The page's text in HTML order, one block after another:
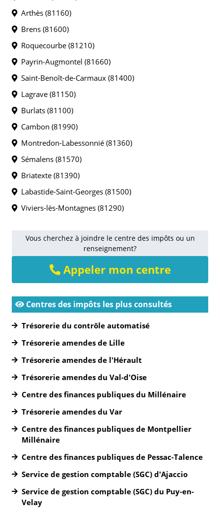
Arthès (81160)
Brens (81600)
Roquecourbe (81210)
Payrin-Augmontel (81660)
Saint-Benoît-de-Carmaux (81400)
Lagrave (81150)
Burlats (81100)
Cambon (81990)
Montredon-Labessonnié (81360)
Sémalens (81570)
Briatexte (81390)
Labastide-Saint-Georges (81500)
Viviers-lès-Montagnes (81290)
Vous cherchez à joindre le centre des impôts ou un
renseignement?
Appeler mon centre
Centres des impôts les plus consultés
Trésorerie du contrôle automatisé
Trésorerie amendes de Lille
Trésorerie amendes de l'Hérault
Trésorerie amendes du Val-d'Oise
Centre des finances publiques du Millénaire
Trésorerie amendes du Var
Centre des finances publiques de Montpellier
Millénaire
Centre des finances publiques de Pessac-Talence
Service de gestion comptable (SGC) d'Ajaccio
Service de gestion comptable (SGC) du Puy-en-
Velay